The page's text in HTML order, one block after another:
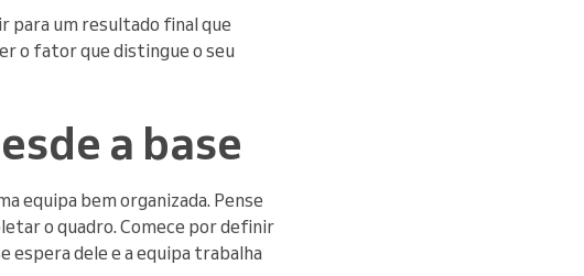
para um resultado final que
o fator que distingue o seu
a base
equipa bem organizada. Pense
o quadro. Comece por definir
espera dele e a equipa trabalha